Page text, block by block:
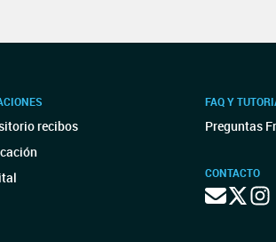
recibos
FAQ Y
Preguntas
CONTACTO